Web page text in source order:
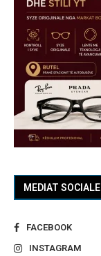
MEDIAT SOCIALE
FACEBOOK
INSTAGRAM